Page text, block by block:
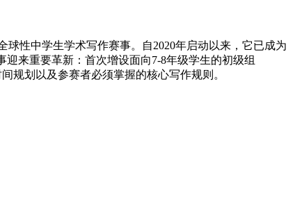
球性中学生学术写作赛事。自2020年启动以来，它已成为
来重要革新：首次增设面向7-8年级学生的初级组
规划以及参赛者必须掌握的核心写作规则。